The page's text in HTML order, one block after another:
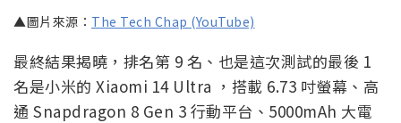
▲圖片來源： The Tech Chap (YouTube)
最終結果揭曉，排名第 9 名、也是這次測試的最後 1
名是小米的 Xiaomi 14 Ultra ，搭載 6.73 吋螢幕、高
通 Snapdragon 8 Gen 3 行動平台、5000mAh 大電